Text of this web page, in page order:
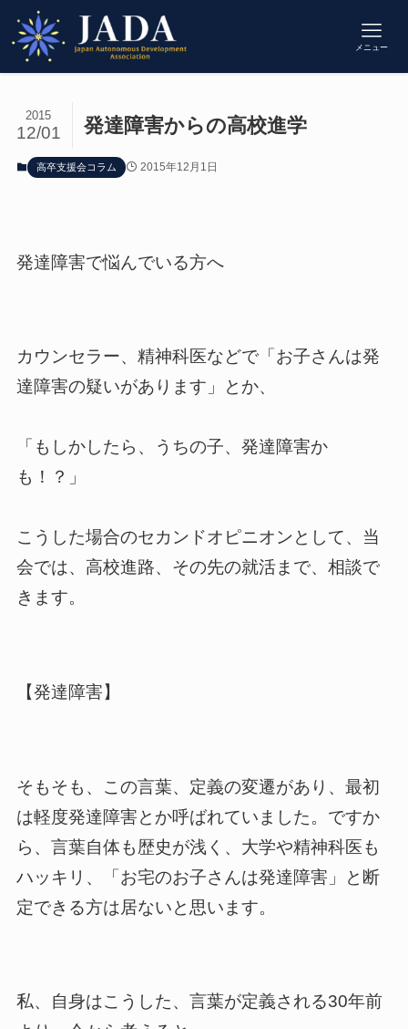
メニュー
発達障害からの高校進学
2015
12/01
高卒支援会コラム 2015年12月1日
発達障害で悩んでいる方へ
カウンセラー、精神科医などで「お子さんは発
達障害の疑いがあります」とか、
「もしかしたら、うちの子、発達障害か
も！？」
こうした場合のセカンドオピニオンとして、当
会では、高校進路、その先の就活まで、相談で
きます。
【発達障害】
そもそも、この言葉、定義の変遷があり、最初
は軽度発達障害とか呼ばれていました。ですか
ら、言葉自体も歴史が浅く、大学や精神科医も
ハッキリ、「お宅のお子さんは発達障害」と断
定できる方は居ないと思います。
私、自身はこうした、言葉が定義される30年前